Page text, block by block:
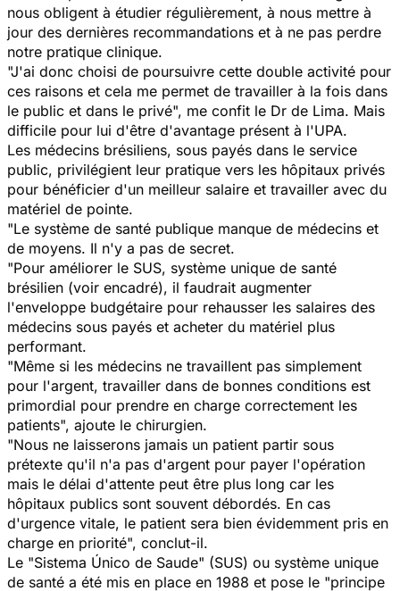
nous obligent à étudier régulièrement, à nous mettre à
jour des dernières recommandations et à ne pas perdre
notre pratique clinique.
"J'ai donc choisi de poursuivre cette double activité pour
ces raisons et cela me permet de travailler à la fois dans
le public et dans le privé", me confit le Dr de Lima. Mais
difficile pour lui d'être d'avantage présent à l'UPA.
Les médecins brésiliens, sous payés dans le service
public, privilégient leur pratique vers les hôpitaux privés
pour bénéficier d'un meilleur salaire et travailler avec du
matériel de pointe.
"Le système de santé publique manque de médecins et
de moyens. Il n'y a pas de secret.
"Pour améliorer le SUS, système unique de santé
brésilien (voir encadré), il faudrait augmenter
l'enveloppe budgétaire pour rehausser les salaires des
médecins sous payés et acheter du matériel plus
performant.
"Même si les médecins ne travaillent pas simplement
pour l'argent, travailler dans de bonnes conditions est
primordial pour prendre en charge correctement les
patients", ajoute le chirurgien.
"Nous ne laisserons jamais un patient partir sous
prétexte qu'il n'a pas d'argent pour payer l'opération
mais le délai d'attente peut être plus long car les
hôpitaux publics sont souvent débordés. En cas
d'urgence vitale, le patient sera bien évidemment pris en
charge en priorité", conclut-il.
Le "Sistema Único de Saude" (SUS) ou système unique
de santé a été mis en place en 1988 et pose le "principe